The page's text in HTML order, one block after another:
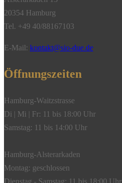
20354 Hamburg
Tel. +49 40/88167103
E-Mail: kontakt@sio-due.de
Öffnungszeiten
Hamburg-Waitzstrasse
Di | Mi | Fr: 11 bis 18:00 Uhr
Samstag: 11 bis 14:00 Uhr
Hamburg-Alsterarkaden
Montag: geschlossen